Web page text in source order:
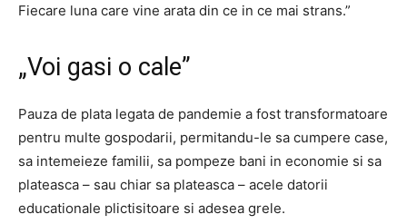
Fiecare luna care vine arata din ce in ce mai strans.”
„Voi gasi o cale”
Pauza de plata legata de pandemie a fost transformatoare
pentru multe gospodarii, permitandu-le sa cumpere case,
sa intemeieze familii, sa pompeze bani in economie si sa
plateasca – sau chiar sa plateasca – acele datorii
educationale plictisitoare si adesea grele.